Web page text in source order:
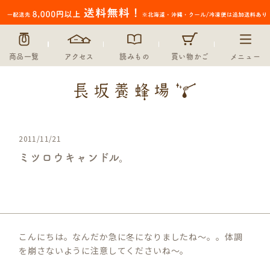
商品一覧 アクセス 読みもの 買い物かご メニュー
2011/11/21
ミツロウキャンドル。
こんにちは。なんだか急に冬になりましたね～。。体調
を崩さないように注意してくださいね～。